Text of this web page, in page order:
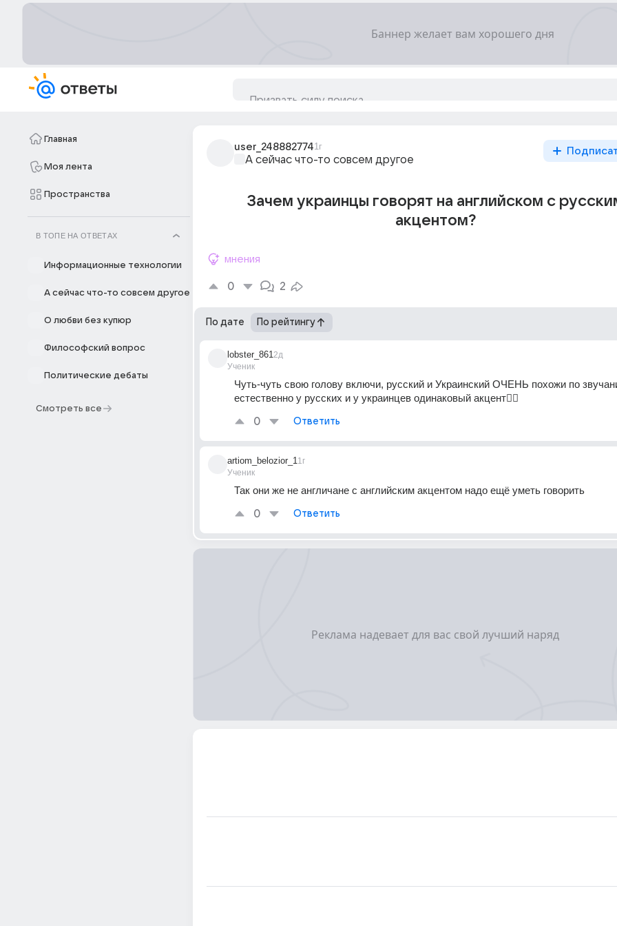
Главная
Моя лента
Пространства
В ТОПЕ НА ОТВЕТАХ
Информационные технологии
А сейчас что-то совсем другое
О любви без купюр
Философский вопрос
Политические дебаты
Смотреть все
user_2488827741г
А сейчас что-то совсем другое
Зачем украинцы говорят на английском с
акцентом?
мнения
0 2
По дате По рейтингу
lobster_861
Ученик
2д
Чуть-чуть свою голову включи, русский и Украинский ОЧЕНЬ похожи по
естественно у русских и у украинцев одинаковый акцент🫩🫩
0 Ответить
artiom_belozior_1
Ученик
1г
Так они же не англичане с английским акцентом надо ещё уметь говорить
0 Ответить